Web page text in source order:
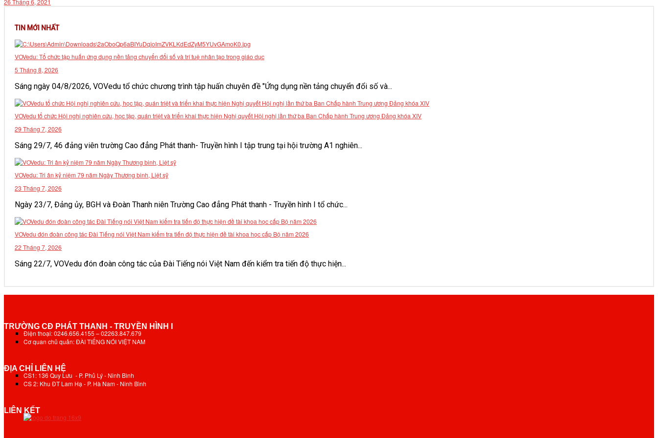
26 Tháng 6, 2021
TIN MỚI NHẤT
VOVedu: Tổ chức tập huấn ứng dụng nền tảng chuyển đổi số và trí tuệ nhân tạo trong giáo dục
5 Tháng 8, 2026
Sáng ngày 04/8/2026, VOVedu tổ chức chương trình tập huấn chuyên đề "Ứng dụng nền tảng chuyển đổi số và...
VOVedu tổ chức Hội nghị nghiên cứu, học tập, quán triệt và triển khai thực hiện Nghị quyết Hội nghị lần thứ ba Ban Chấp hành Trung ương Đảng khóa XIV
29 Tháng 7, 2026
Sáng 29/7, 46 đảng viên trường Cao đẳng Phát thanh- Truyền hình I tập trung tại hội trường A1 nghiên...
VOVedu: Tri ân kỷ niệm 79 năm Ngày Thương binh, Liệt sỹ
23 Tháng 7, 2026
Ngày 23/7, Đảng ủy, BGH và Đoàn Thanh niên Trường Cao đẳng Phát thanh - Truyền hình I tổ chức...
VOVedu đón đoàn công tác Đài Tiếng nói Việt Nam kiểm tra tiến độ thực hiện đề tài khoa học cấp Bộ năm 2026
22 Tháng 7, 2026
Sáng 22/7, VOVedu đón đoàn công tác của Đài Tiếng nói Việt Nam đến kiểm tra tiến độ thực hiện...
TRƯỜNG CĐ PHÁT THANH - TRUYỀN HÌNH I
Điện thoại: 0246.656.4155 – 02263.847.679
Cơ quan chủ quản: ĐÀI TIẾNG NÓI VIỆT NAM
ĐỊA CHỈ LIÊN HỆ
CS1: 136 Quy Lưu - P. Phủ Lý - Ninh Bình
CS 2: Khu ĐT Lam Hạ - P. Hà Nam - Ninh Bình
LIÊN KẾT